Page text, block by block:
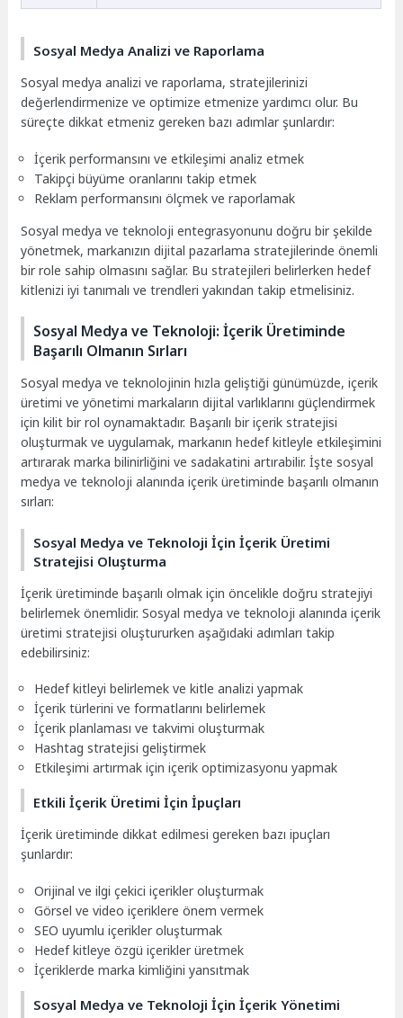
Sosyal Medya Analizi ve Raporlama
Sosyal medya analizi ve raporlama, stratejilerinizi
değerlendirmenize ve optimize etmenize yardımcı olur. Bu
süreçte dikkat etmeniz gereken bazı adımlar şunlardır:
İçerik performansını ve etkileşimi analiz etmek
Takipçi büyüme oranlarını takip etmek
Reklam performansını ölçmek ve raporlamak
Sosyal medya ve teknoloji entegrasyonunu doğru bir şekilde
yönetmek, markanızın dijital pazarlama stratejilerinde önemli
bir role sahip olmasını sağlar. Bu stratejileri belirlerken hedef
kitlenizi iyi tanımalı ve trendleri yakından takip etmelisiniz.
Sosyal Medya ve Teknoloji: İçerik Üretiminde
Başarılı Olmanın Sırları
Sosyal medya ve teknolojinin hızla geliştiği günümüzde, içerik
üretimi ve yönetimi markaların dijital varlıklarını güçlendirmek
için kilit bir rol oynamaktadır. Başarılı bir içerik stratejisi
oluşturmak ve uygulamak, markanın hedef kitleyle etkileşimini
artırarak marka bilinirliğini ve sadakatini artırabilir. İşte sosyal
medya ve teknoloji alanında içerik üretiminde başarılı olmanın
sırları:
Sosyal Medya ve Teknoloji İçin İçerik Üretimi
Stratejisi Oluşturma
İçerik üretiminde başarılı olmak için öncelikle doğru stratejiyi
belirlemek önemlidir. Sosyal medya ve teknoloji alanında içerik
üretimi stratejisi oluştururken aşağıdaki adımları takip
edebilirsiniz:
Hedef kitleyi belirlemek ve kitle analizi yapmak
İçerik türlerini ve formatlarını belirlemek
İçerik planlaması ve takvimi oluşturmak
Hashtag stratejisi geliştirmek
Etkileşimi artırmak için içerik optimizasyonu yapmak
Etkili İçerik Üretimi İçin İpuçları
İçerik üretiminde dikkat edilmesi gereken bazı ipuçları
şunlardır:
Orijinal ve ilgi çekici içerikler oluşturmak
Görsel ve video içeriklere önem vermek
SEO uyumlu içerikler oluşturmak
Hedef kitleye özgü içerikler üretmek
İçeriklerde marka kimliğini yansıtmak
Sosyal Medya ve Teknoloji İçin İçerik Yönetimi